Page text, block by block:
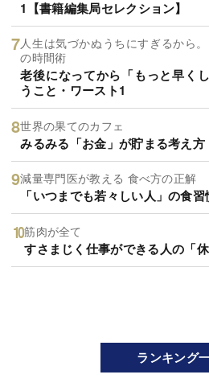
1【書籍編集局セレクション】
人生は気づかぬうちにすぎるから
の時間術
老後になってから「もっと早く
うこと・ワースト1
世界の果てのカフェ
みるみる「お金」が貯まる考え方
減量専門医が教える 食べ方の正解
「いつまでも若々しい人」の食
筋肉が全て
すさまじく仕事ができる人の「
ランキング